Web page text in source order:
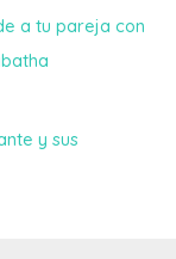
a tu pareja con
y sus